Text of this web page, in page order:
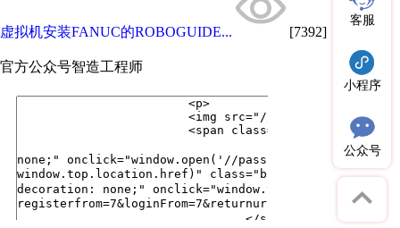
虚拟机安装FANUC的ROBOGUIDE... [7392]
官方公众号智造工程师
客服
小程序
公众号